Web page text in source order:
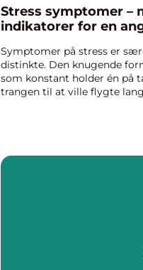
Stress symptomer –
indikatorer for en
Symptomer på stress er
distinkte. Den knugende
som konstant holder én på
trangen til at ville flygte